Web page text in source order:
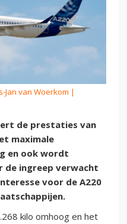
Jan van Woerkom |
de prestaties van
maximale
en ook wordt
ingreep verwacht
voor de A220
kilo omhoog en het